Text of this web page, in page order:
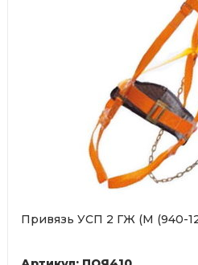
Привязь УСП 2 ГЖ (М (940-